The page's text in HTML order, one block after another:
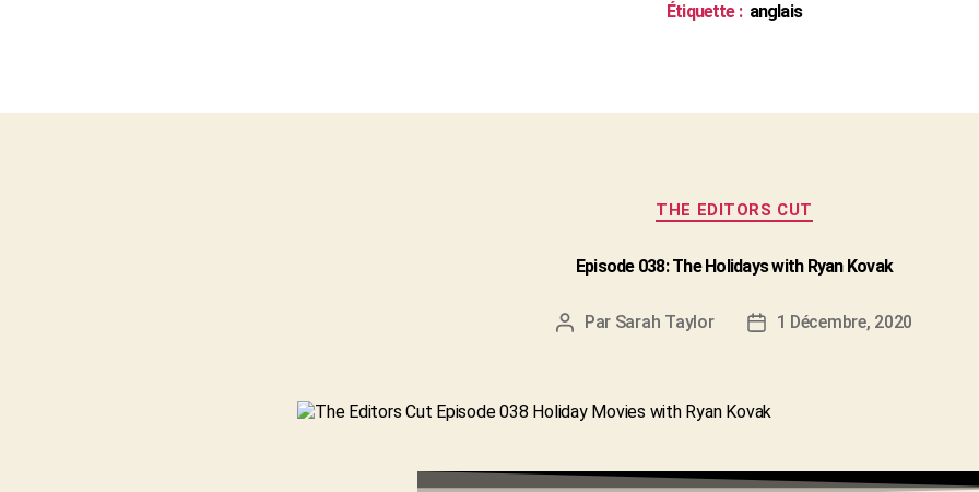
Étiquette : anglais
Catégories
THE EDITORS CUT
Episode 038: The Holidays with Ryan Kovak
Auteur
Par Sarah Taylor
Date1 Décembre, 2020